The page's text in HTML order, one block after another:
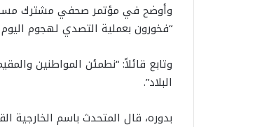
وأوضح في مؤتمر صحفي مشترك مساء
“فخورون بعملية التصدي لهجوم
وتابع قائلاً: “نطمئن المواطنين
البلاد”.
بدوره، قال المتحدث باسم الخارجية